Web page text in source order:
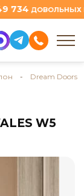
ДОВОЛЬНЫХ
- Dream Doors
W5